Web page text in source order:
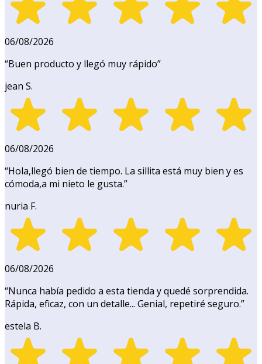
06/08/2026
“Buen producto y llegó muy rápido”
jean S.
06/08/2026
“Hola,llegó bien de tiempo. La sillita está muy bien y es
cómoda,a mi nieto le gusta.”
nuria F.
06/08/2026
“Nunca había pedido a esta tienda y quedé sorprendida.
Rápida, eficaz, con un detalle... Genial, repetiré seguro.”
estela B.